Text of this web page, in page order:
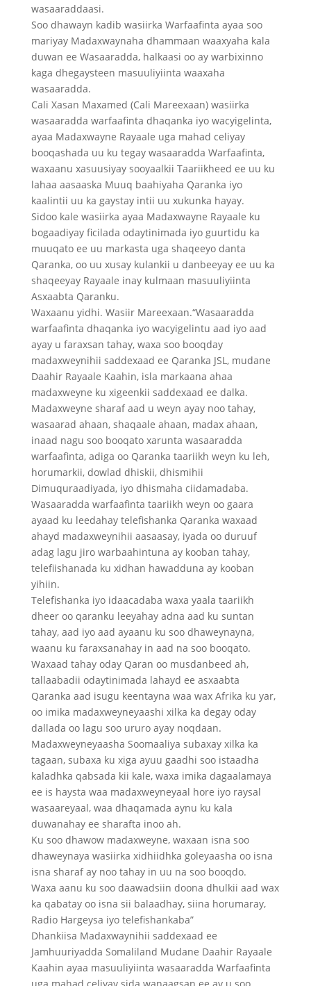
wasaaraddaasi.
Soo dhawayn kadib wasiirka Warfaafinta ayaa soo
mariyay Madaxwaynaha dhammaan waaxyaha kala
duwan ee Wasaaradda, halkaasi oo ay warbixinno
kaga dhegaysteen masuuliyiinta waaxaha
wasaaradda.
Cali Xasan Maxamed (Cali Mareexaan) wasiirka
wasaaradda warfaafinta dhaqanka iyo wacyigelinta,
ayaa Madaxwayne Rayaale uga mahad celiyay
booqashada uu ku tegay wasaaradda Warfaafinta,
waxaanu xasuusiyay sooyaalkii Taariikheed ee uu ku
lahaa aasaaska Muuq baahiyaha Qaranka iyo
kaalintii uu ka gaystay intii uu xukunka hayay.
Sidoo kale wasiirka ayaa Madaxwayne Rayaale ku
bogaadiyay ficilada odaytinimada iyo guurtidu ka
muuqato ee uu markasta uga shaqeeyo danta
Qaranka, oo uu xusay kulankii u danbeeyay ee uu ka
shaqeeyay Rayaale inay kulmaan masuuliyiinta
Asxaabta Qaranku.
Waxaanu yidhi. Wasiir Mareexaan.“Wasaaradda
warfaafinta dhaqanka iyo wacyigelintu aad iyo aad
ayay u faraxsan tahay, waxa soo booqday
madaxweynihii saddexaad ee Qaranka JSL, mudane
Daahir Rayaale Kaahin, isla markaana ahaa
madaxweyne ku xigeenkii saddexaad ee dalka.
Madaxweyne sharaf aad u weyn ayay noo tahay,
wasaarad ahaan, shaqaale ahaan, madax ahaan,
inaad nagu soo booqato xarunta wasaaradda
warfaafinta, adiga oo Qaranka taariikh weyn ku leh,
horumarkii, dowlad dhiskii, dhismihii
Dimuquraadiyada, iyo dhismaha ciidamadaba.
Wasaaradda warfaafinta taariikh weyn oo gaara
ayaad ku leedahay telefishanka Qaranka waxaad
ahayd madaxweynihii aasaasay, iyada oo duruuf
adag lagu jiro warbaahintuna ay kooban tahay,
telefiishanada ku xidhan hawadduna ay kooban
yihiin.
Telefishanka iyo idaacadaba waxa yaala taariikh
dheer oo qaranku leeyahay adna aad ku suntan
tahay, aad iyo aad ayaanu ku soo dhaweynayna,
waanu ku faraxsanahay in aad na soo booqato.
Waxaad tahay oday Qaran oo musdanbeed ah,
tallaabadii odaytinimada lahayd ee asxaabta
Qaranka aad isugu keentayna waa wax Afrika ku yar,
oo imika madaxweyneyaashi xilka ka degay oday
dallada oo lagu soo ururo ayay noqdaan.
Madaxweyneyaasha Soomaaliya subaxay xilka ka
tagaan, subaxa ku xiga ayuu gaadhi soo istaadha
kaladhka qabsada kii kale, waxa imika dagaalamaya
ee is haysta waa madaxweyneyaal hore iyo raysal
wasaareyaal, waa dhaqamada aynu ku kala
duwanahay ee sharafta inoo ah.
Ku soo dhawow madaxweyne, waxaan isna soo
dhaweynaya wasiirka xidhiidhka goleyaasha oo isna
isna sharaf ay noo tahay in uu na soo booqdo.
Waxa aanu ku soo daawadsiin doona dhulkii aad wax
ka qabatay oo isna sii balaadhay, siina horumaray,
Radio Hargeysa iyo telefishankaba”
Dhankiisa Madaxwaynihii saddexaad ee
Jamhuuriyadda Somaliland Mudane Daahir Rayaale
Kaahin ayaa masuuliyiinta wasaaradda Warfaafinta